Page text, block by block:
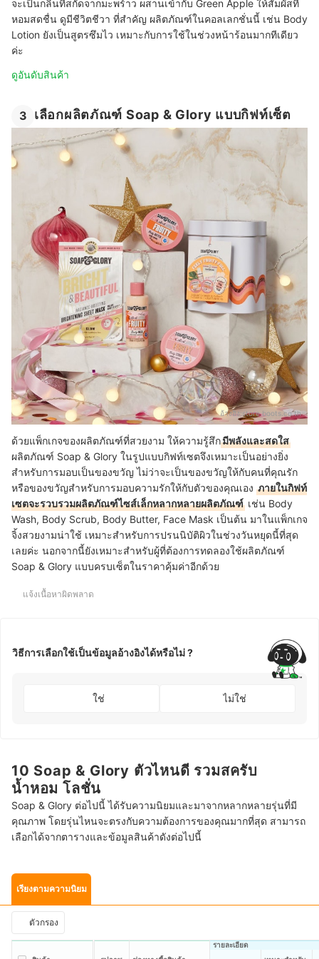
จะเป็นกลิ่นที่สกัดจากมะพร้าว ผสานเข้ากับ Green Apple ให้สัมผัสที่
หอมสดชื่น ดูมีชีวิตชีวา ที่สำคัญ ผลิตภัณฑ์ในคอลเลกชั่นนี้ เช่น Body
Lotion ยังเป็นสูตรซึมไว เหมาะกับการใช้ในช่วงหน้าร้อนมากทีเดียว
ค่ะ
ดูอันดับสินค้า
3 เลือกผลิตภัณฑ์ Soap & Glory แบบกิฟท์เซ็ต
อ้างอิง:store.boots.co.th
ด้วยแพ็กเกจของผลิตภัณฑ์ที่สวยงาม ให้ความรู้สึกมีพลังและสดใส
ผลิตภัณฑ์ Soap & Glory ในรูปแบบกิฟท์เซตจึงเหมาะเป็นอย่างยิ่ง
สำหรับการมอบเป็นของขวัญ ไม่ว่าจะเป็นของขวัญให้กับคนที่คุณรัก
หรือของขวัญสำหรับการมอบความรักให้กับตัวของคุณเอง ภายในกิฟท์
เซตจะรวบรวมผลิตภัณฑ์ไซส์เล็กหลากหลายผลิตภัณฑ์ เช่น Body
Wash, Body Scrub, Body Butter, Face Mask เป็นต้น มาในแพ็กเกจ
จิ้งสวยงามน่าใช้ เหมาะสำหรับการปรนนิบัติผิวในช่วงวันหยุดนี้ที่สุด
เลยค่ะ นอกจากนี้ยังเหมาะสำหรับผู้ที่ต้องการทดลองใช้ผลิตภัณฑ์
Soap & Glory แบบครบเซ็ตในราคาคุ้มค่าอีกด้วย
แจ้งเนื้อหาผิดพลาด
วิธีการเลือกใช้เป็นข้อมูลอ้างอิงได้หรือไม่ ?
ใช่ ไม่ใช่
10 Soap & Glory ตัวไหนดี รวมสครับ
น้ำหอม โลชั่น
Soap & Glory ต่อไปนี้ ได้รับความนิยมและมาจากหลากหลายรุ่นที่มี
คุณภาพ โดยรุ่นไหนจะตรงกับความต้องการของคุณมากที่สุด สามารถ
เลือกได้จากตารางและข้อมูลสินค้าดังต่อไปนี้
เรียงตามความนิยม
ตัวกรอง
รายละเอียด